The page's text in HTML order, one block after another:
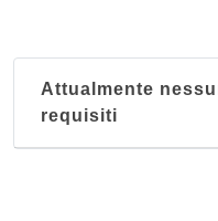
Attualmente
requisiti